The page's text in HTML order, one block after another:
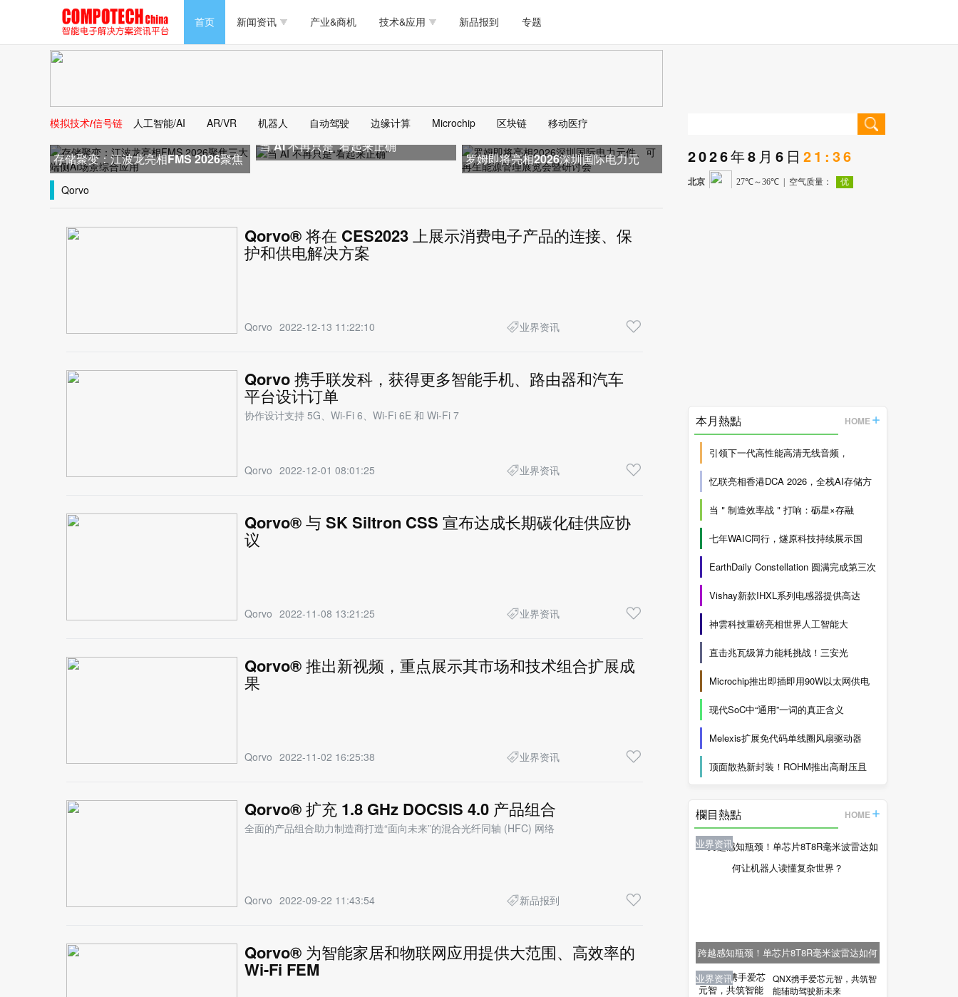
首页 新闻资讯
新能源 人工智能 安防监控
马达电机技术 物联网 模拟技术/信号链
产业&商机 技术&应用
安全 可穿戴
DLP AI/人工智能 传感器技术
新品报到 专题
PC/周边 软件/工具 医疗电子
马达电机技术 物联网 模拟技术/信号链
大数据/云 边缘计算
存储 无线连接 LED
DLP AI/人工智能 传感器技术
AR/VR/图像/3D 电源技术/信号链 接口
模拟技术/信号链 人工智能/AI AR/VR 机器人 自动驾驶 边缘计算 Microchip 区块链 移动医疗
存储聚变：江波龙亮相FMS 2026聚焦
三大端侧AI场景综合应用
当 AI 不再只是“看起来正确”
罗姆即将亮相2026深圳国际电力元
Qorvo
Qorvo® 将在 CES2023 上展示消费电子产品的连接、保
护和供电解决方案
Qorvo 2022-12-13 11:22:10 业界资讯
Qorvo 携手联发科，获得更多智能手机、路由器和汽车
平台设计订单
协作设计支持 5G、Wi-Fi 6、Wi-Fi 6E 和 Wi-Fi 7
Qorvo 2022-12-01 08:01:25 业界资讯
Qorvo® 与 SK Siltron CSS 宣布达成长期碳化硅供应协
议
Qorvo 2022-11-08 13:21:25 业界资讯
Qorvo® 推出新视频，重点展示其市场和技术组合扩展成
果
Qorvo 2022-11-02 16:25:38 业界资讯
Qorvo® 扩充 1.8 GHz DOCSIS 4.0 产品组合
全面的产品组合助力制造商打造“面向未来”的混合光纤同轴 (HFC) 网络
Qorvo 2022-09-22 11:43:54 新品报到
Qorvo® 为智能家居和物联网应用提供大范围、高效率的
Wi-Fi FEM
2026年8月6日 21:36
本月熱點 HOME
引领下一代高性能高清无线音频，
忆联亮相香港DCA 2026，全栈AI存储方
当＂制造效率战＂打响：砺星×存融
七年WAIC同行，燧原科技持续展示国
EarthDaily Constellation 圆满完成第三次
Vishay新款IHXL系列电感器提供高达
神雲科技重磅亮相世界人工智能大
直击兆瓦级算力能耗挑战！三安光
Microchip推出即插即用90W以太网供电
现代SoC中“通用”一词的真正含义
Melexis扩展免代码单线圈风扇驱动器
顶面散热新封装！ROHM推出高耐压且
欄目熱點 HOME
业界资讯
跨越感知瓶颈！单芯片8T8R毫米波雷达如何
让机器人读懂复杂世界？
业界资讯
QNX携手爱芯元智，共筑智
能辅助驾驶新未来
业界资讯
业界资讯
业界资讯
业界资讯